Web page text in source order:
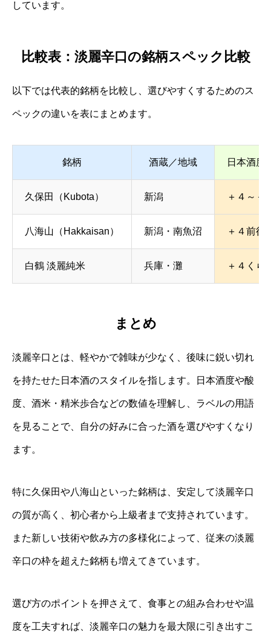
しています。
比較表：淡麗辛口の銘柄スペック比較
以下では代表的銘柄を比較し、選びやすくするためのス
ペックの違いを表にまとめます。
銘柄 酒蔵／地域 日本酒度
久保田（Kubota） 新潟 ＋４～＋
八海山（Hakkaisan） 新潟・南魚沼 ＋４前後
白鶴 淡麗純米 兵庫・灘 ＋４くら
まとめ
淡麗辛口とは、軽やかで雑味が少なく、後味に鋭い切れ
を持たせた日本酒のスタイルを指します。日本酒度や酸
度、酒米・精米歩合などの数値を理解し、ラベルの用語
を見ることで、自分の好みに合った酒を選びやすくなり
ます。
特に久保田や八海山といった銘柄は、安定して淡麗辛口
の質が高く、初心者から上級者まで支持されています。
また新しい技術や飲み方の多様化によって、従来の淡麗
辛口の枠を超えた銘柄も増えてきています。
選び方のポイントを押さえて、食事との組み合わせや温
度を工夫すれば、淡麗辛口の魅力を最大限に引き出すこ